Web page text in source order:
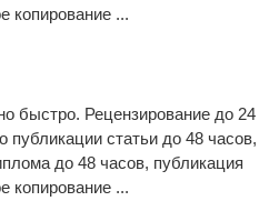
копирование ...
быстро. Рецензирование до 24
публикации статьи до 48 часов,
до 48 часов, публикация
копирование ...